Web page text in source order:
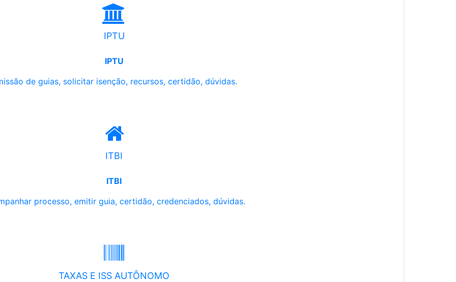
IPTU
IPTU
de guias, solicitar isenção, recursos, certidão, dúvidas.
ITBI
ITBI
processo, emitir guia, certidão, credenciados, dúvidas.
TAXAS E ISS AUTÔNOMO